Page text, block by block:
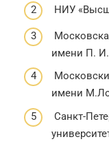
НИУ
имени П. И.
имени
Санкт-